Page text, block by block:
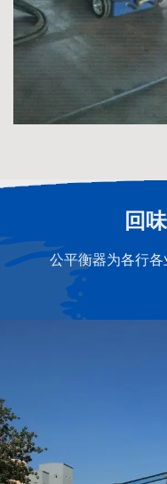
回
公平衡器为各行